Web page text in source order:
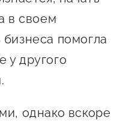
АвтоУСН
в своем
помогла
другого
однако вскоре